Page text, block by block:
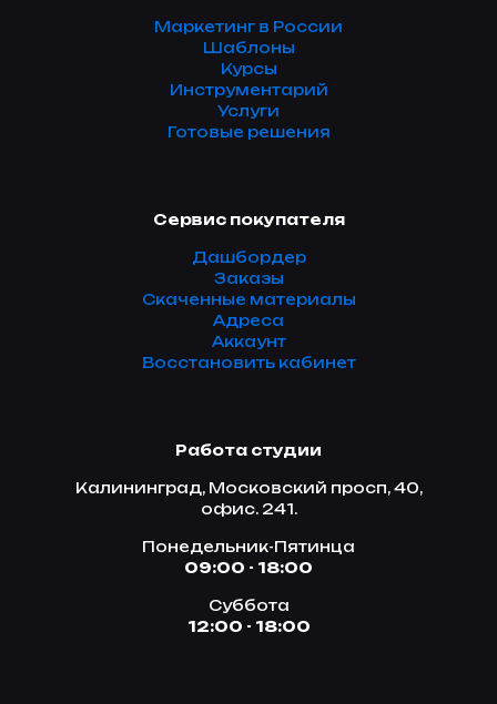
Маркетинг в России
Шаблоны
Курсы
Инструментарий
Услуги
Готовые решения
Сервис покупателя
Дашбордер
Заказы
Скаченные материалы
Адреса
Аккаунт
Восстановить кабинет
Работа студии
Калининград, Московский просп, 40,
офис. 241.
Понедельник-Пятинца
09:00 - 18:00
Суббота
12:00 - 18:00